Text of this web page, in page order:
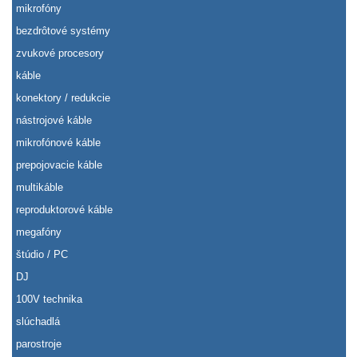
mikrofóny
bezdrôtové systémy
zvukové procesory
káble
konektory / redukcie
nástrojové káble
mikrofónové káble
prepojovacie káble
multikáble
reproduktorové káble
megafóny
štúdio / PC
DJ
100V technika
slúchadlá
parostroje